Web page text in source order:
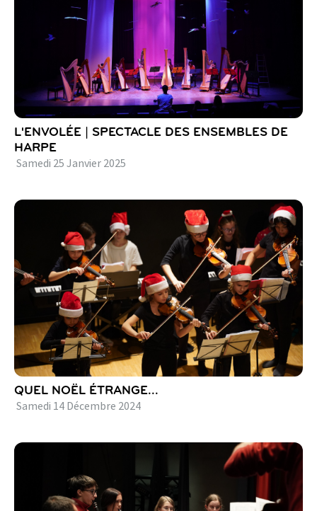
L'ENVOLÉE | SPECTACLE DES ENSEMBLES DE
HARPE
Samedi 25 Janvier 2025
QUEL NOËL ÉTRANGE...
Samedi 14 Décembre 2024